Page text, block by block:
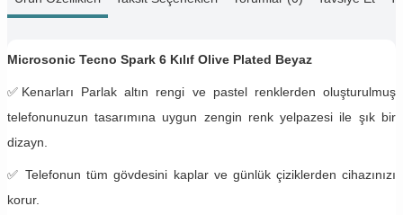
Microsonic Tecno Spark 6 Kılıf Olive Plated Beyaz
✅ Kenarları Parlak altın rengi ve pastel renklerden oluşturulmuş
telefonunuzun tasarımına uygun zengin renk yelpazesi ile şık bir
dizayn.
✅Telefonun tüm gövdesini kaplar ve günlük çiziklerden cihazınızı
korur.